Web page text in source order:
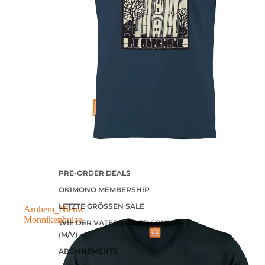
PRE-ORDER DEALS
OKIMONO MEMBERSHIP
LETZTE GRÖSSEN SALE
WIE DER VATER SO DER SOHN
(M/V)
ABONNEMENTS
Arnhem_Nieuw
Monnikenhuize